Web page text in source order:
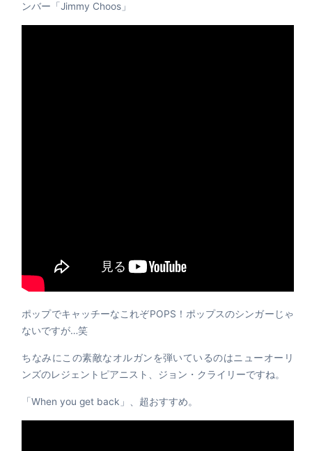
ンバー「Jimmy Choos」
ポップでキャッチーなこれぞPOPS！ポップスのシンガーじゃ
ないですが…笑
ちなみにこの素敵なオルガンを弾いているのはニューオーリ
ンズのレジェントピアニスト、ジョン・クライリーですね。
「When you get back」、超おすすめ。